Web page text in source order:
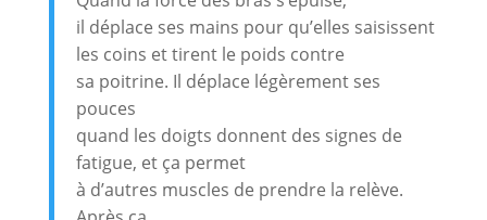
il déplace ses mains pour qu’elles saisissent
les coins et tirent le poids contre
sa poitrine. Il déplace légèrement ses
pouces
quand les doigts donnent des signes de
fatigue, et ça permet
à d’autres muscles de prendre la relève.